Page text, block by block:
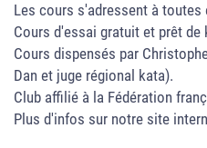
Les cours s'adressent à toutes
Cours d'essai gratuit et prêt de
Cours dispensés par
Dan et juge régional kata).
Club affilié à la Fédération
Plus d'infos sur notre site